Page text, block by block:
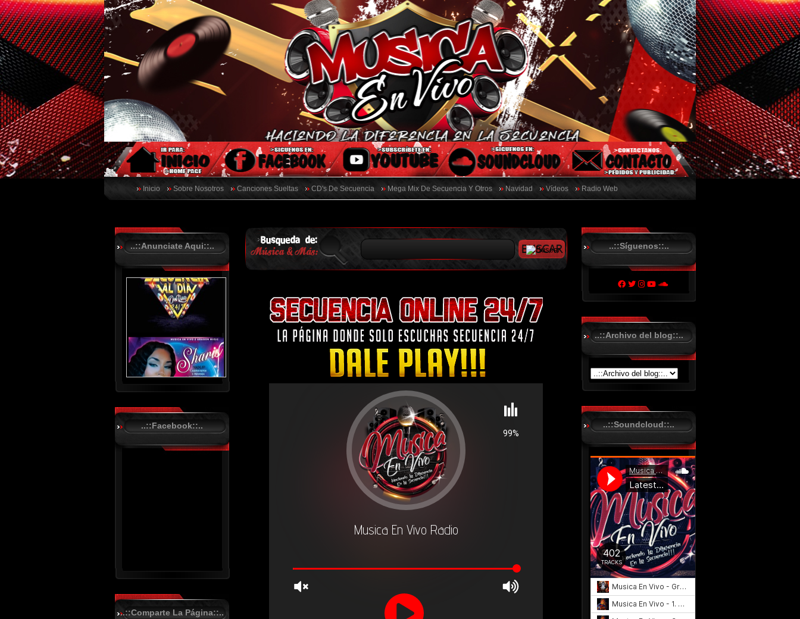
Inicio Sobre Nosotros Canciones Sueltas CD's De Secuencia Mega Mix De Secuencia Y Otros Navidad Vídeos Radio Web
..::Anunciate Aqui::..
..::Facebook::..
..::Comparte La Página::..
..::Síguenos::..
..::Archivo del blog::..
..::Soundcloud::..